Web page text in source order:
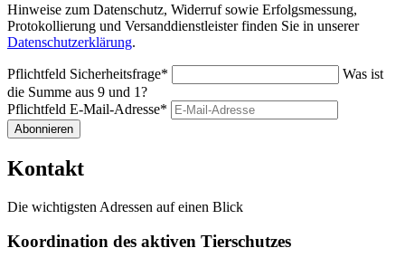
Hinweise zum Datenschutz, Widerruf sowie Erfolgsmessung,
Protokollierung und Versanddienstleister finden Sie in unserer
Datenschutzerklärung.
Pflichtfeld Sicherheitsfrage*
Was ist
die Summe aus 9 und 1?
Pflichtfeld E-Mail-Adresse*
Abonnieren
Kontakt
Die wichtigsten Adressen auf einen Blick
Koordination des aktiven Tierschutzes